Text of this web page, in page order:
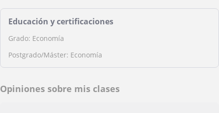
Educación y certificaciones
Grado: Economía
Postgrado/Máster: Economía
Opiniones sobre mis clases